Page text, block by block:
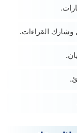
القراءات.